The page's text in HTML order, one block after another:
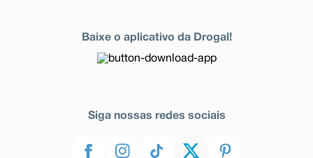
Baixe o aplicativo da Drogal!
Siga nossas redes sociais